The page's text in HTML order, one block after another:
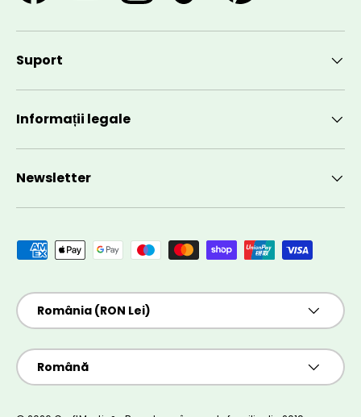
Suport
Informații legale
Newsletter
Metode de plată acceptate
Țară/Regiune
România (RON Lei)
Limbă
Română